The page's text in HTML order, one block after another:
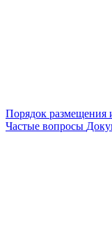
Порядок размещения
Частые вопросы